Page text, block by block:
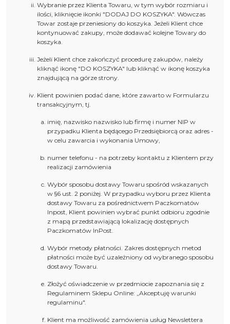
Wybranie przez Klienta Towaru, w tym wybór rozmiaru i
ilości, kliknięcie ikonki "DODAJ DO KOSZYKA". Wówczas
Towar zostaje przeniesiony do koszyka. Jeżeli Klient chce
kontynuować zakupy, może dodawać kolejne Towary do
koszyka.
Jeżeli Klient chce zakończyć procedurę zakupów, należy
kliknąć ikonę "DO KOSZYKA" lub kliknąć w ikonę koszyka
znajdującą na górze strony.
Klient powinien podać dane, które zawarto w Formularzu
transakcyjnym, tj.
imię, nazwisko nazwisko lub firmę i numer NIP w
przypadku Klienta będącego Przedsiębiorcą oraz adres -
w celu zawarcia i wykonania Umowy,
numer telefonu - na potrzeby kontaktu z Klientem przy
realizacji zamówienia
Wybór sposobu dostawy Towaru spośród wskazanych
w §6 ust. 2 poniżej. W przypadku wyboru przez Klienta
dostawy Towaru za pośrednictwem Paczkomatów
Inpost, Klient powinien wybrać punkt odbioru zgodnie
z mapą przedstawiającą lokalizację dostępnych
Paczkomatów InPost.
Wybór metody płatności. Zakres dostępnych metod
płatności może być uzależniony od wybranego sposobu
dostawy Towaru.
Złożyć oświadczenie w przedmiocie zapoznania się z
Regulaminem Sklepu Online: „Akceptuję warunki
regulaminu".
Klient ma możliwość zamówienia usług Newslettera